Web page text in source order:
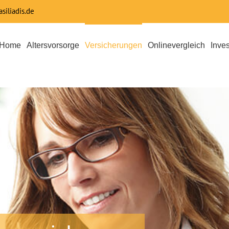
Home Altersvorsorge Versicherungen Onlinevergleich